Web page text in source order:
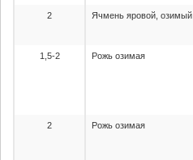
2 Ячмень яровой, озимый
1,5-2 Рожь озимая
2 Рожь озимая